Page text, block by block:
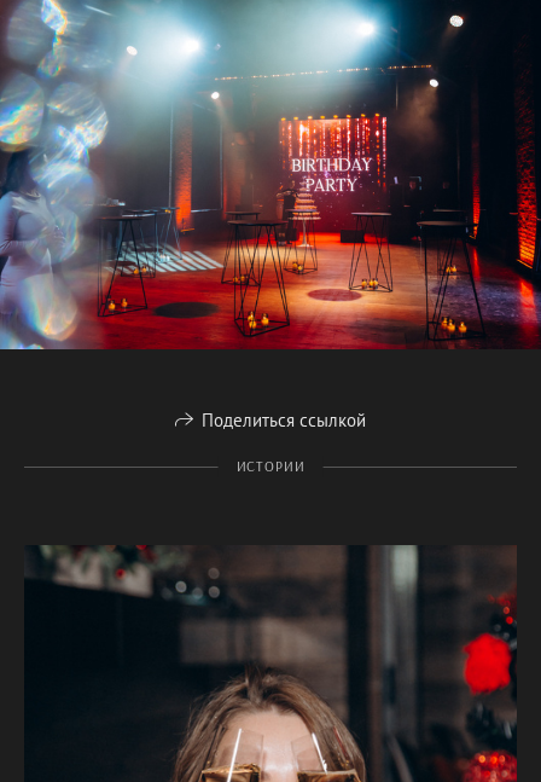
Поделиться ссылкой
ИСТОРИИ